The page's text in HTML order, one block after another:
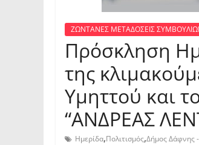
ΖΩΝΤΑΝΕΣ ΜΕΤΑΔΟΣΕΙΣ
Πρόσκληση
της
Υμηττού και
“ΑΝΔΡΕΑΣ
Ημερίδα,Πολιτισμός,Δήμος Δάφνης